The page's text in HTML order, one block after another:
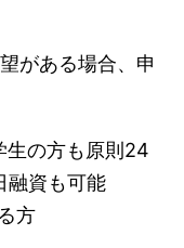
がある場合、申
生の方も原則24
融資も可能
方